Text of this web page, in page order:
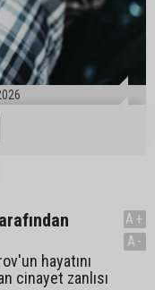
hayatını
cinayet zanlısı
A+
A-